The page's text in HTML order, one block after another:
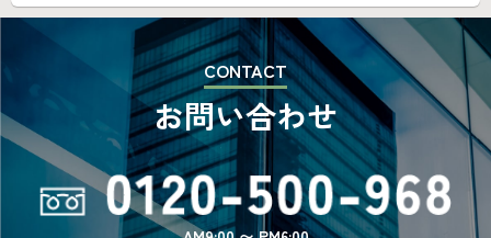
CONTACT
お問い合わせ